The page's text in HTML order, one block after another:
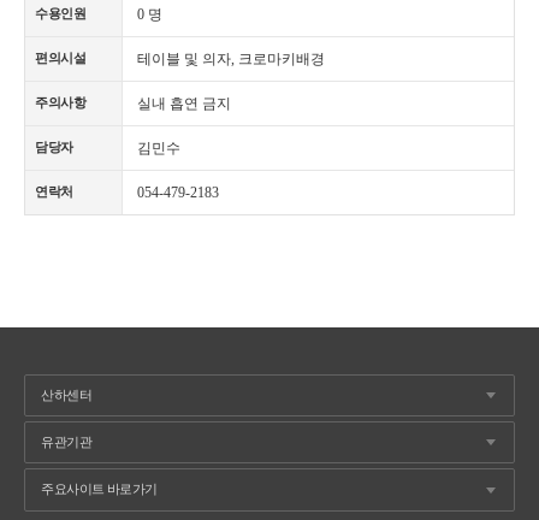
수용인원 0 명
편의시설 테이블 및 의자, 크로마키배경
주의사항 실내 흡연 금지
담당자 김민수
연락처 054-479-2183